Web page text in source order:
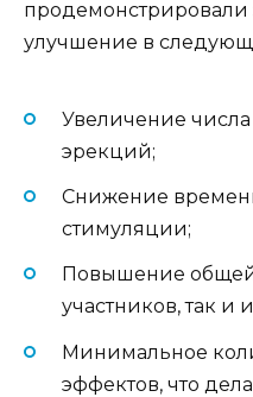
продемонстрировали
улучшение в
Увеличение
эрекций;
Снижение
стимуляции;
Повышение общей
участников, так и
Минимальное
эффектов, что